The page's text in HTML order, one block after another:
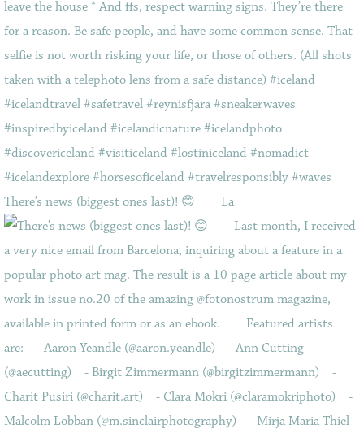
There’s news (biggest ones last)! 😊⠀ ⠀ La